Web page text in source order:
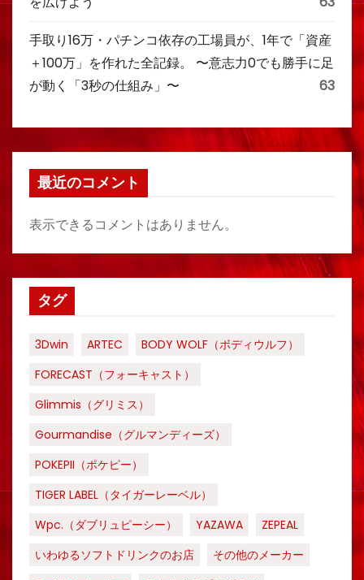
手取り16万・パチンコ依存の工場員が、1年で「資産
＋100万」を作れた全記録。 〜意志力0でも勝手に足
が動く「3秒の仕組み」〜
63
最近のコメント
表示できるコメントはありません。
タグ
3Dwin ARTEC
BODY WOLF（ボディウルフ）
FORECAST（フォーキャスト）
Glimmis（グリミス）
Gourmandise（グルマンディーズ）
POKEPII（ポケピー）
TIGER LABEL（タイガーレーベル）
Wpc.（ダブリュピーシー）
YAZAWA
ZEPEAL
いわゆるソフトドリンクのお店
その他のメーカー